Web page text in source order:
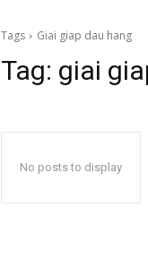
Tags Giai giap dau hang
Tag: giai
No posts to display